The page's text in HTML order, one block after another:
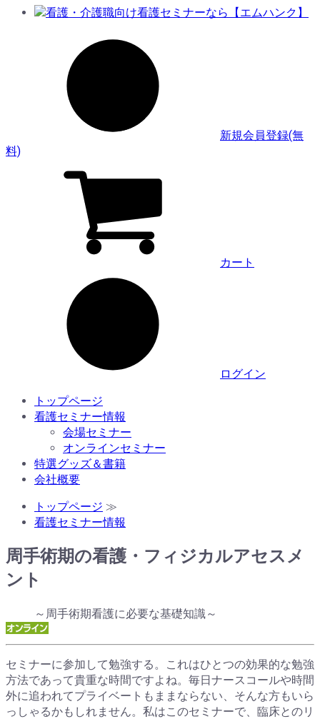
新規会員登録(無
料)
カート
ログイン
トップページ
看護セミナー情報
会場セミナー
オンラインセミナー
特選グッズ＆書籍
会社概要
トップページ ≫
看護セミナー情報
周手術期の看護・フィジカルアセスメ
ント
～周手術期看護に必要な基礎知識～
セミナーに参加して勉強する。これはひとつの効果的な勉強
方法であって貴重な時間ですよね。毎日ナースコールや時間
外に追われてプライベートもままならない、そんな方もいら
っしゃるかもしれません。私はこのセミナーで、臨床とのリ